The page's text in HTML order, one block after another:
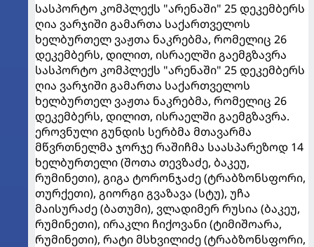
სასპორტო კომპლექს "არენაში" 25 დეკემბერს
ღია ვარჯიში გამართა საქართველოს
ხელბურთელ ვაჟთა ნაკრებმა, რომელიც 26
დეკემბერს, დილით, ისრაელში გაემგზავრა
სასპორტო კომპლექს "არენაში" 25 დეკემბერს
ღია ვარჯიში გამართა საქართველოს
ხელბურთელ ვაჟთა ნაკრებმა, რომელიც 26
დეკემბერს, დილით, ისრაელში გაემგზავრა.
ეროვნული გუნდის სერბმა მთავარმა
მწვრთნელმა ჯორჯე რაშიჩმა საასპარეზოდ 14
ხელბურთელი (შოთა თევზაძე, ბაკეუ,
რუმინეთი), გიგა ტორონჯაძე (ტრაბზონსფორი,
თურქეთი), გიორგი გვაზავა (სტუ), უჩა
მაისურაძე (ბათუმი), ვლადიმერ რუსია (ბაკეუ,
რუმინეთი), ირაკლი ჩიქოვანი (ტიმიშოარა,
რუმინეთი), რატი მსხვილიძე (ტრაბზონსფორი,